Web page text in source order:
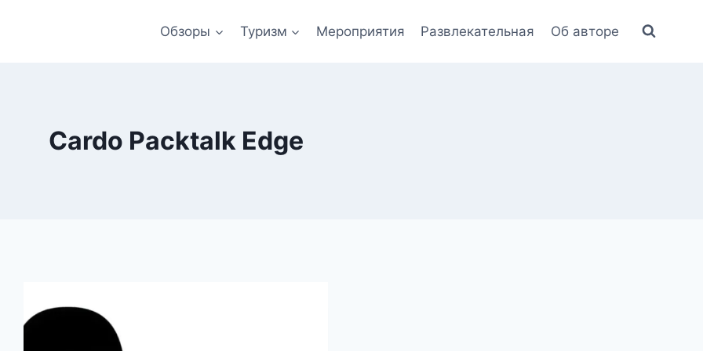
Обзоры Туризм Мероприятия Развлекательная Об авторе
Cardo Packtalk Edge